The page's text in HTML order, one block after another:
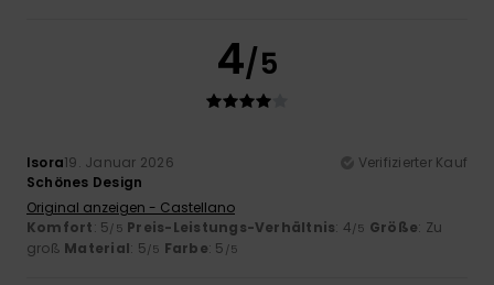
4/5
Isora19. Januar 2026
Verifizierter Kauf
Schönes Design
Original anzeigen - Castellano
Komfort: 5/5 Preis-Leistungs-Verhältnis: 4/5 Größe: Zu
groß Material: 5/5 Farbe: 5 /5